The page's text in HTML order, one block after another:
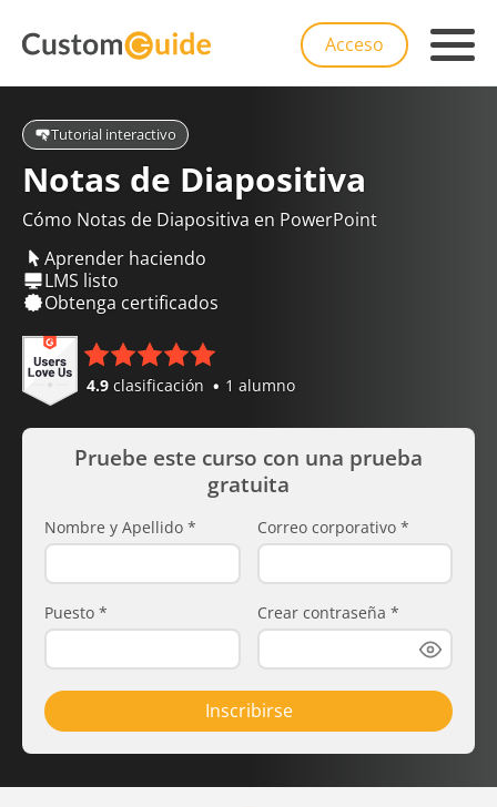
Acceso
Tutorial interactivo
Notas de Diapositiva
Cómo Notas de Diapositiva en PowerPoint
Aprender haciendo
LMS listo
Obtenga certificados
4.9 clasificación 1 alumno
Pruebe este curso con una prueba
gratuita
Nombre y Apellido * Correo corporativo *
Puesto * Crear contraseña *
Inscribirse